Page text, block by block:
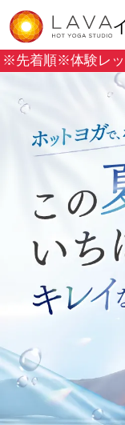
※先着順※体験レ